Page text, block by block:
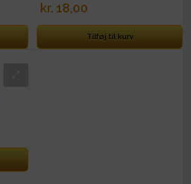
kr. 18,00
Tilføj til kurv